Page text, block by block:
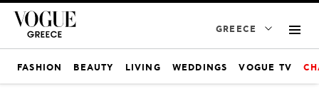
GREECE
FASHION BEAUTY LIVING WEDDINGS VOGUE TV